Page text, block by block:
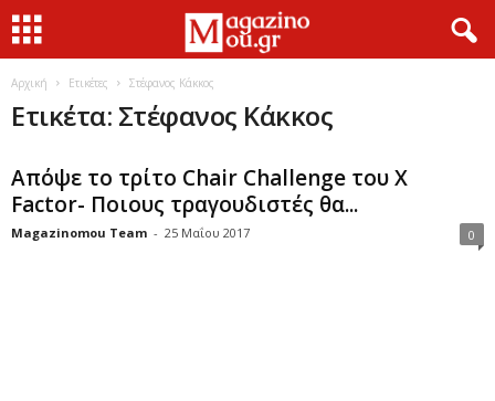
Αρχική Ετικέτες Στέφανος Κάκκος
Ετικέτα: Στέφανος Κάκκος
Απόψε το τρίτο Chair Challenge του X
Factor- Ποιους τραγουδιστές θα...
Magazinomou Team - 25 Μαΐου 2017 0